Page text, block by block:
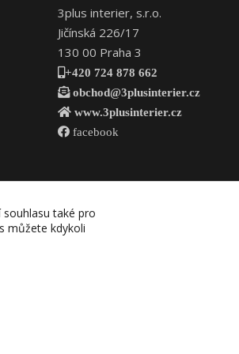
3plus interier, s.r.o.
Jičínská 226/17
130 00 Praha 3
+420 724 878 662
obchod@3plusinterier.cz
www.3plusinterier.cz
facebook
také pro
můžete kdykoli